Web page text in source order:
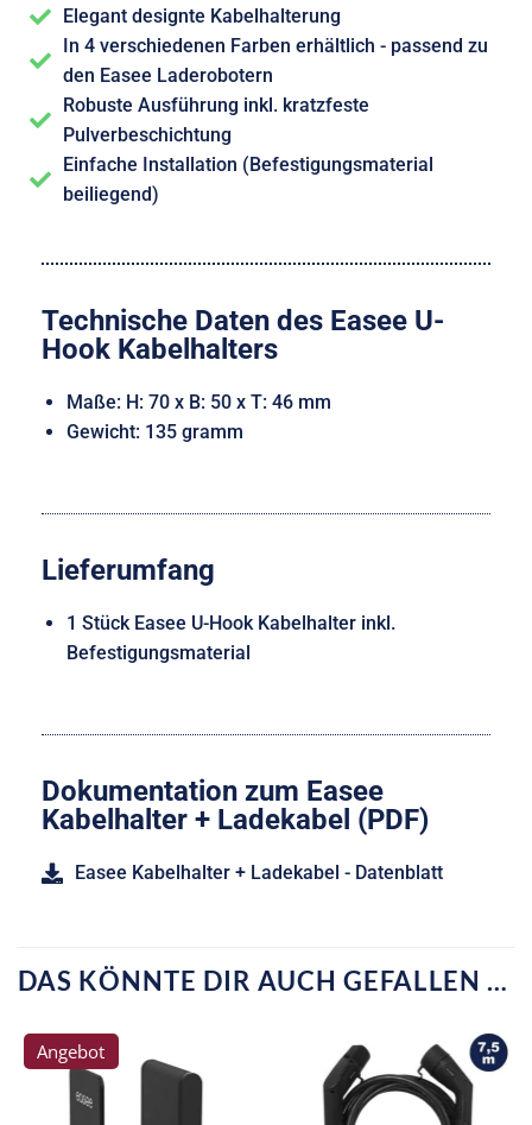
Elegant designte Kabelhalterung
In 4 verschiedenen Farben erhältlich - passend zu
den Easee Laderobotern
Robuste Ausführung inkl. kratzfeste
Pulverbeschichtung
Einfache Installation (Befestigungsmaterial
beiliegend)
Technische Daten des Easee U-
Hook Kabelhalters
Maße: H: 70 x B: 50 x T: 46 mm
Gewicht: 135 gramm
Lieferumfang
1 Stück Easee U-Hook Kabelhalter inkl.
Befestigungsmaterial
Dokumentation zum Easee
Kabelhalter + Ladekabel (PDF)
Easee Kabelhalter + Ladekabel - Datenblatt
DAS KÖNNTE DIR AUCH GEFALLEN …
Angebot